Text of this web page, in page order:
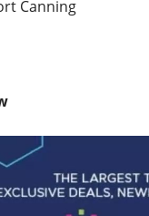
Canning